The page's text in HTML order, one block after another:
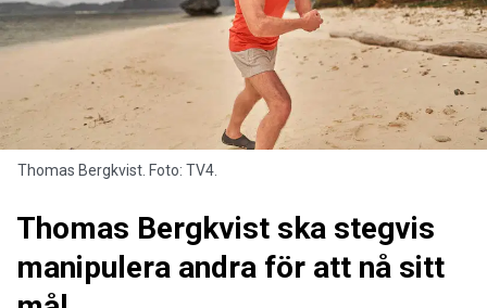
Thomas Bergkvist. Foto: TV4.
Thomas Bergkvist ska stegvis
manipulera andra för att nå sitt